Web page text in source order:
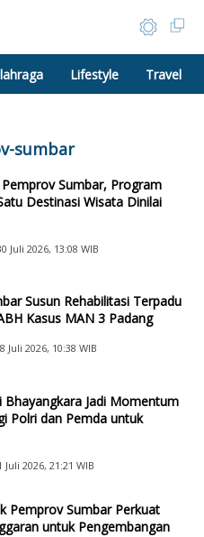
Lifestyle Travel
sumbar
Sumbar, Program
Destinasi Wisata Dinilai
Juli 2026, 13:08 WIB
Susun Rehabilitasi Terpadu
Kasus MAN 3 Padang
Juli 2026, 10:38 WIB
Bhayangkara Jadi Momentum
Polri dan Pemda untuk
Juli 2026, 21:21 WIB
Pemprov Sumbar Perkuat
untuk Pengembangan